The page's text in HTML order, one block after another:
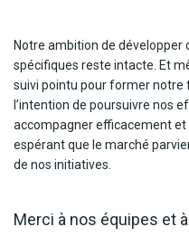
Notre ambition de
spécifiques reste intacte. Et
suivi pointu pour former notre
l’intention de poursuivre nos
accompagner efficacement et
espérant que le marché
de nos initiatives.
Merci à nos équipes et